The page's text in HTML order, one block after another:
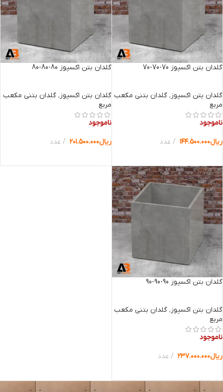
گلدان بتن اکسپوز 70-70-70
گلدان بتن اکسپوز, گلدان بتنی مکعب
مربع
ناموجود
ریال۱۴۴.۵۰۰.۰۰۰ عدد
گلدان بتن اکسپوز 80-80-80
گلدان بتن اکسپوز, گلدان بتنی مکعب
مربع
ناموجود
ریال۲۰۱.۵۰۰.۰۰۰ عدد
گلدان بتن اکسپوز 90-90-90
گلدان بتن اکسپوز , گلدان بتنی مکعب
مربع
ناموجود
ریال۲۳۷.۰۰۰.۰۰۰ عدد